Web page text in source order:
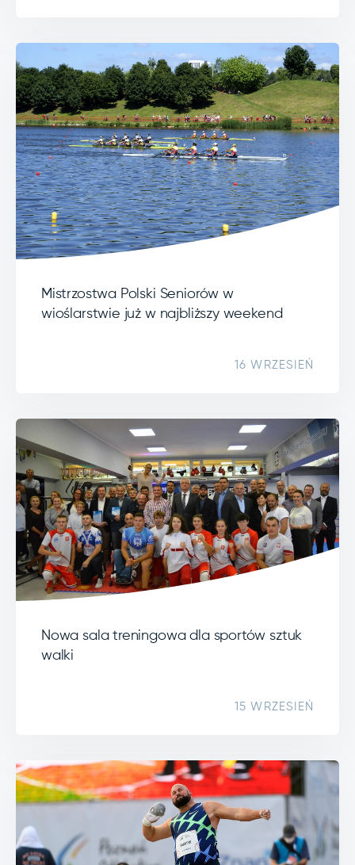
Mistrzostwa Polski Seniorów w
wioślarstwie już w najbliższy weekend
16 WRZESIEŃ
Nowa sala treningowa dla sportów sztuk
walki
15 WRZESIEŃ